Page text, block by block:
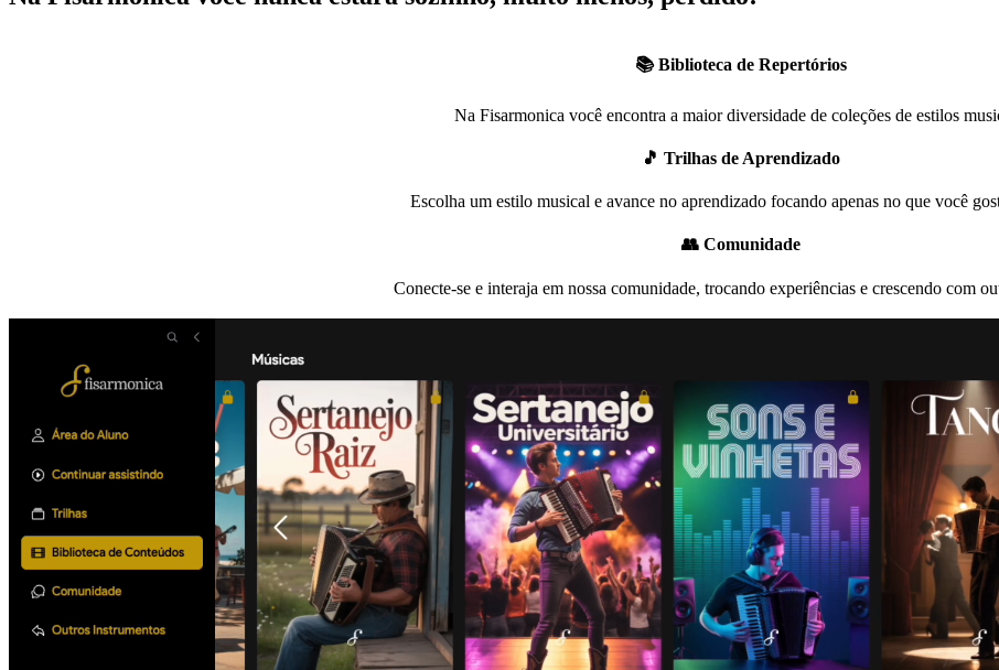
📚 Biblioteca de Repertórios
Na Fisarmonica você encontra a maior diversidade de coleções de estilos
🎵 Trilhas de Aprendizado
Escolha um estilo musical e avance no aprendizado focando apenas no que você
👥 Comunidade
Conecte-se e interaja em nossa comunidade, trocando experiências e crescendo com